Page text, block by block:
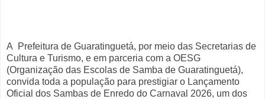
A
Prefeitura de Guaratinguetá, por meio das Secretarias de
Cultura e Turismo, e em parceria com a OESG
(Organização das Escolas de Samba de Guaratinguetá),
convida toda a população para prestigiar o Lançamento
Oficial dos Sambas de Enredo do Carnaval 2026, um dos